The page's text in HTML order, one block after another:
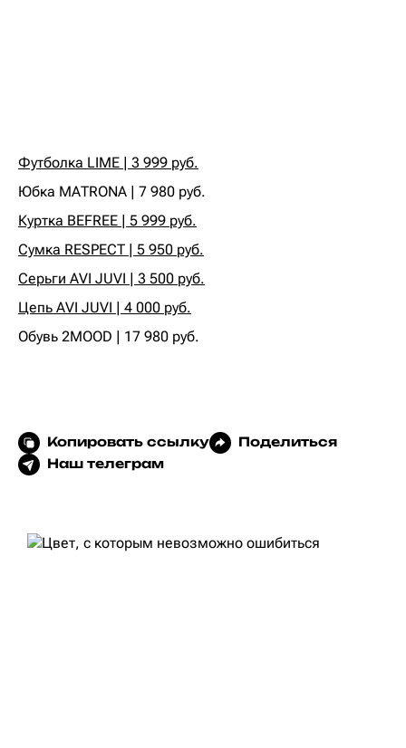
Футболка LIME | 3 999 руб.
Юбка MATRONA | 7 980 руб.‍
Куртка BEFREE | 5 999 руб.
Сумка RESPECT | 5 950 руб.
Серьги AVI JUVI | 3 500 руб.
Цепь AVI JUVI | 4 000 руб.
‍Обувь 2MOOD | 17 980 руб.
Копировать ссылку
Поделиться
Наш телеграм